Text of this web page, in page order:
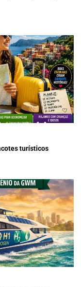
turísticos